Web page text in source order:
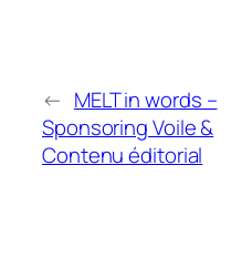
← MELT in words –
Sponsoring Voile &
Contenu éditorial